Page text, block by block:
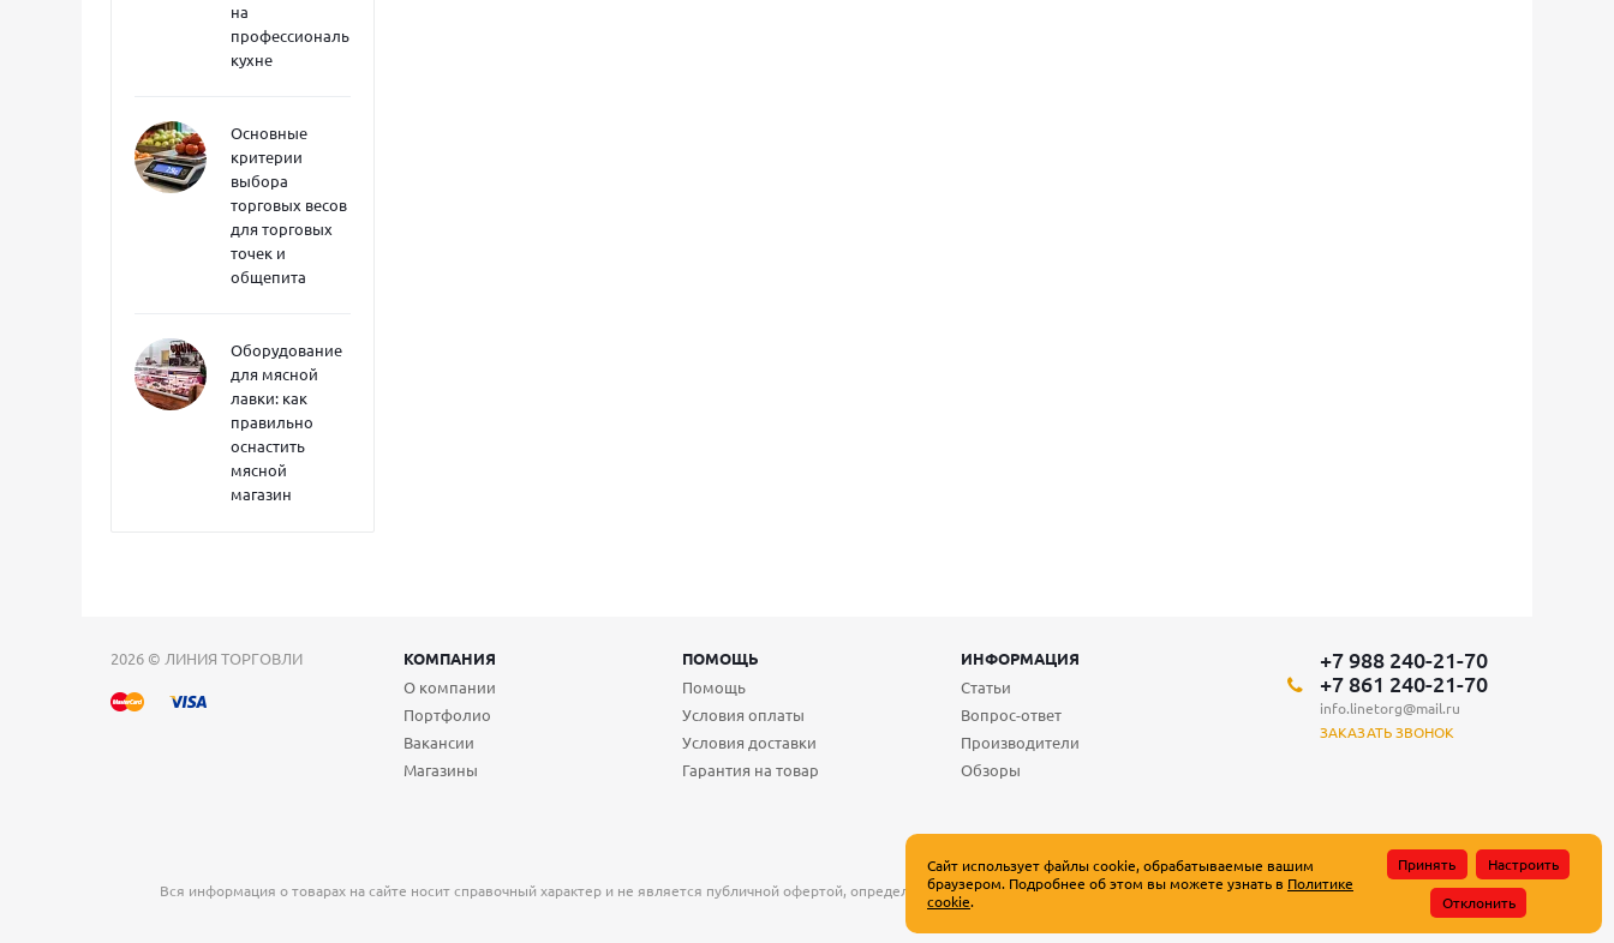
на
профессиональной
кухне
Основные
критерии
выбора
торговых весов
для торговых
точек и
общепита
Оборудование
для мясной
лавки: как
правильно
оснастить
мясной
магазин
2026 © ЛИНИЯ ТОРГОВЛИ КОМПАНИЯ ПОМОЩЬ
ИНФОРМАЦИЯ
О компании
Портфолио
Вакансии
Магазины
Помощь
Условия оплаты
Условия доставки
Гарантия на товар
Статьи
Вопрос-ответ
Производители
Обзоры
+7 988 240-21-70
+7 861 240-21-70
info.linetorg@mail.ru
ЗАКАЗАТЬ ЗВОНОК
Вся информация о товарах на сайте носит справочный характер и не является публичной офертой, определяемой положениями Статьи 437 Гражданского кодекса Российской Федерации.
Сайт использует файлы cookie, обрабатываемые вашим
браузером. Подробнее об этом вы можете узнать в Политике
cookie.
Принять
Настроить
Отклонить